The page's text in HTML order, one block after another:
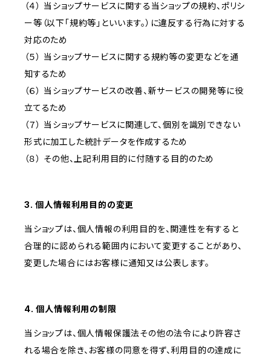
（４） 当ショップサービスに関する当ショップの規約、ポリシ
ー等（以下「規約等」といいます。）に違反する行為に対する
対応のため
（５） 当ショップサービスに関する規約等の変更などを通
知するため
（６） 当ショップサービスの改善、新サービスの開発等に役
立てるため
（７） 当ショップサービスに関連して、個別を識別できない
形式に加工した統計データを作成するため
（８） その他、上記利用目的に付随する目的のため
3. 個人情報利用目的の変更
当ショップは、個人情報の利用目的を、関連性を有すると
合理的に認められる範囲内において変更することがあり、
変更した場合にはお客様に通知又は公表します。
4. 個人情報利用の制限
当ショップは、個人情報保護法その他の法令により許容さ
れる場合を除き、お客様の同意を得ず、利用目的の達成に